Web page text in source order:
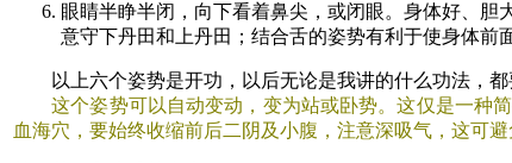
眼睛半睁半闭，向下看着鼻尖，或闭眼。身体好、
意守下丹田和上丹田；结合舌的姿势有利于使身体前
以上六个姿势是开功，以后无论是我讲的什么功法，都
这个姿势可以自动变动，变为站或卧势。这仅是一种简
血海穴，要始终收缩前后二阴及小腹，注意深吸气，这可避